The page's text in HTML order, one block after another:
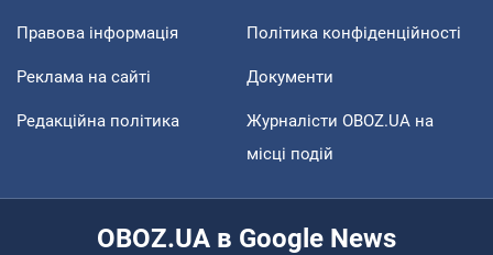
Правова інформація Політика конфіденційності
Реклама на сайті Документи
Редакційна політика
Журналісти OBOZ.UA на
місці подій
OBOZ.UA в Google News